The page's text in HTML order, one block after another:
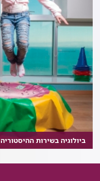
ביולוגיה בשירות ההיסטוריה